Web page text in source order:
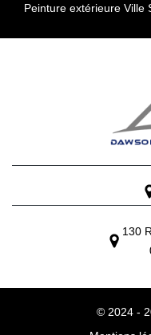
Peinture extérieure Ville
130
© 2024 -